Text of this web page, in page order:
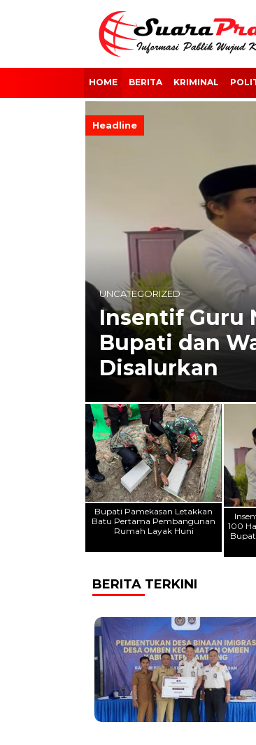
HOME BERITA KRIMINAL
Headline
UNCATEGORIZED
Insentif Guru
Bupati dan
Disalurkan
Bupati Pamekasan Letakkan
Batu Pertama Pembangunan
Rumah Layak Huni
100
BERITA TERKINI